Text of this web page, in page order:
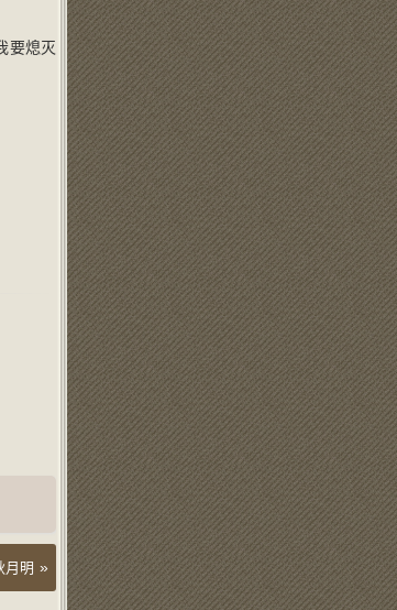
要熄灭
月明 »